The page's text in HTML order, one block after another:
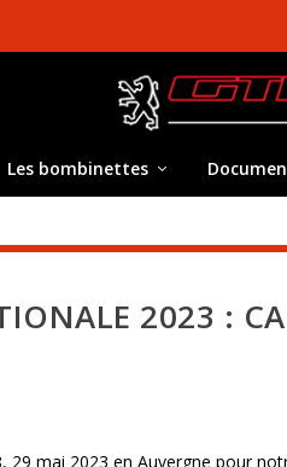
Les bombinettes
2023 :
mai 2023 en Auvergne pour